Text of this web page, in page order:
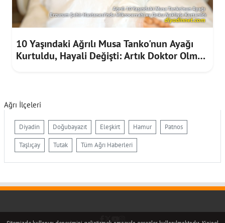
10 Yaşındaki Ağrılı Musa Tanko'nun Ayağı
Kurtuldu, Hayali Değişti: Artık Doktor Olmak
Ağrı İlçeleri
Diyadin Doğubayazıt Eleşkirt Hamur Patnos
Taşlıçay Tutak Tüm Ağrı Haberleri
Facebook
Twitter (X)
YouTube
Instagram